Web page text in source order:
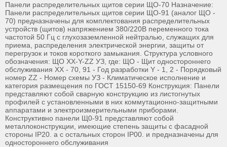
Панели распределительных щитов серии ЩО-70 Назначение:
Панели распределительных щитов серии ЩО-91 (аналог ЩО -
70) предназначены для комплектования распределительных
устройств (щитов) напряжением 380/220В переменного тока
частотой 50 Гц с глухозаземленной нейтралью, служащих для
приема, распределения электрической энергии, защиты от
перегрузок и токов короткого замыкания. Структура условного
обозначения: ЩО XX-Y-ZZ УЗ, где: ЩО - Щит одностороннего
обслуживания XX - 70, 91 - Год разработки Y - 1, 2 - Порядковый
номер ZZ - Номер схемы УЗ - Климатическое исполнение и
категория размещения по ГОСТ 15150-69 Конструкция: Панели
представляют собой сварную конструкцию из листогнутых
профилей с установленными в них коммутационно-защитными
аппаратами и электроизмерительными приборами.
Конструктивно панели Щ0-91 представляют собой
металлоконструкции, имеющие степень защиты с фасадной
стороны IР20. а с остальных сторон IР00. и предназначены для
одностороннего обслуживания